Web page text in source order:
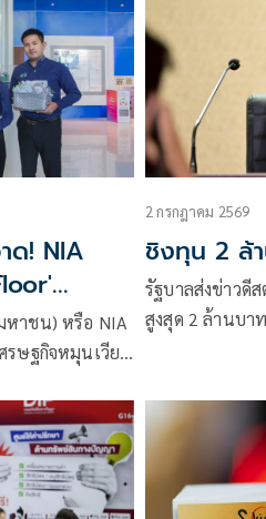
ด! NIA
สาหกรรมสู่
หาชน) หรือ NIA
รษฐกิจหมุนเวียน
ามสะอาดพื้นสุด
ซึ่งเป็นผลผลิต
ทคโนโลยีเป็นทุน
วงการด้วย
2 กรกฎาคม 2569
ชิงทุน 2 ล้
รัฐบาลส่งข่าวดี
สูงสุด 2 ล้านบา